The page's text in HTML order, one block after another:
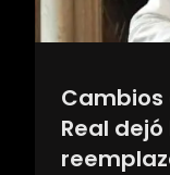
Cambios
Real